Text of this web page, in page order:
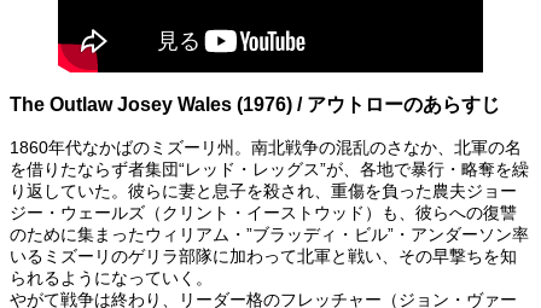
The Outlaw Josey Wales (1976) / アウトローのあらすじ
1860年代なかばのミズーリ州。南北戦争の混乱のさなか、北軍の名
を借りたならず者集団“レッド・レッグス”が、各地で暴行・略奪を繰
り返していた。彼らに妻と息子を殺され、重傷を負った農夫ジョー
ジー・ウェールズ（クリント・イーストウッド）も、彼らへの復讐
のために集まったウィリアム・”ブラッディ・ビル”・アンダーソン率
いるミズーリのゲリラ部隊に加わって北軍と戦い、その早撃ちを知
られるようになっていく。
やがて戦争は終わり、リーダー格のフレッチャー（ジョン・ヴァー